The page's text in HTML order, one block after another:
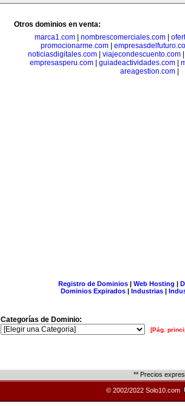
Otros dominios en venta:
marca1.com| nombrescomerciales.com|
promocionarme.com|
noticiasdigitales.com| viajecondescuento.com
empresasperu.com| guiadeactividades.com|
areagestion.com|
Registro de Dominios| Web Hosting |
Dominios Expirados | Industrias |
Categorías de Dominio:
[Pág.
** Precios
© 2002/2022 Solo10.com